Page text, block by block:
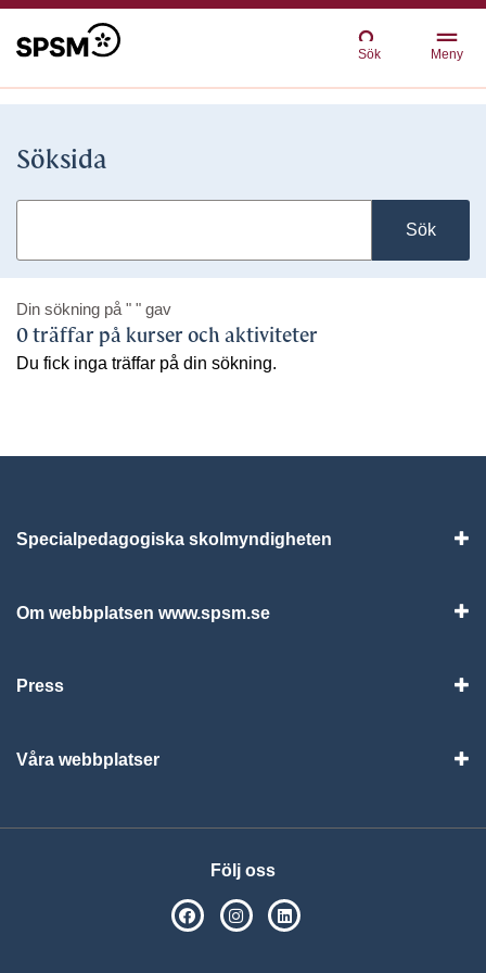
Sök Meny
Söksida
Sök
Din sökning på " " gav
0 träffar på kurser och aktiviteter
Du fick inga träffar på din sökning.
Specialpedagogiska skolmyndigheten
Om webbplatsen www.spsm.se
Press
Våra webbplatser
Följ oss
SPSM på Facebook
SPSM på Instagram